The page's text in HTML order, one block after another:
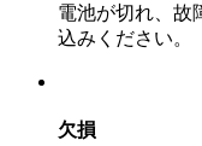
電池が切れ、故
込みください。
欠損